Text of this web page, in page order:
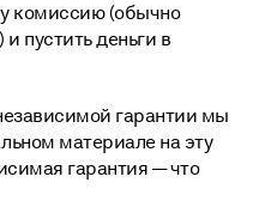
комиссию (обычно
пустить деньги в
гарантии мы
материале на эту
гарантия — что